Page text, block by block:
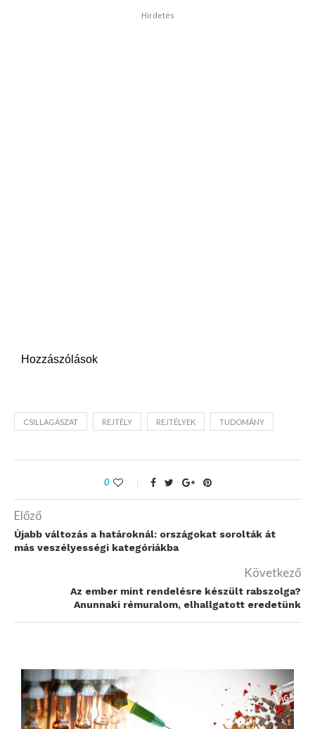
Hirdetés
Hozzászólások
CSILLAGÁSZAT REJTÉLY REJTÉLYEK TUDOMÁNY
0
Előző
Újabb változás a határoknál: országokat sorolták át
más veszélyességi kategóriákba
Következő
Az ember mint rendelésre készült rabszolga?
Anunnaki rémuralom, elhallgatott eredetünk